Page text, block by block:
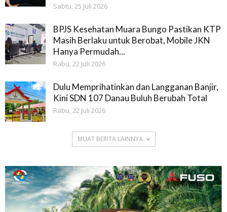
Sabtu, 25 Juli 2026
BPJS Kesehatan Muara Bungo Pastikan KTP
Masih Berlaku untuk Berobat, Mobile JKN
Hanya Permudah...
Rabu, 22 Juli 2026
Dulu Memprihatinkan dan Langganan Banjir,
Kini SDN 107 Danau Buluh Berubah Total
Rabu, 22 Juli 2026
MUAT BERITA LAINNYA